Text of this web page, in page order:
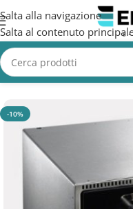
Salta alla navigazione
Salta al contenuto
Home/Accessori Nautica/
-10%